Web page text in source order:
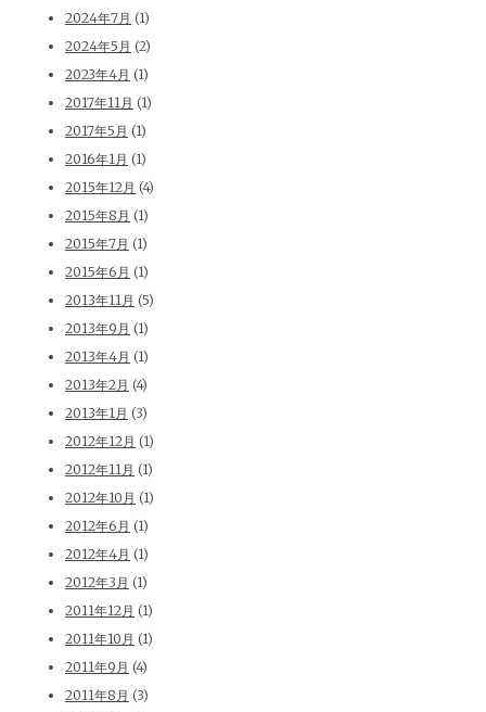
2024年7月 (1)
2024年5月 (2)
2023年4月 (1)
2017年11月 (1)
2017年5月 (1)
2016年1月 (1)
2015年12月 (4)
2015年8月 (1)
2015年7月 (1)
2015年6月 (1)
2013年11月 (5)
2013年9月 (1)
2013年4月 (1)
2013年2月 (4)
2013年1月 (3)
2012年12月 (1)
2012年11月 (1)
2012年10月 (1)
2012年6月 (1)
2012年4月 (1)
2012年3月 (1)
2011年12月 (1)
2011年10月 (1)
2011年9月 (4)
2011年8月 (3)